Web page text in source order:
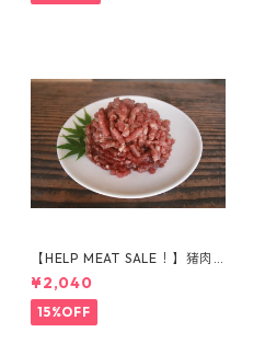
【HELP MEAT SALE！】猪肉
挽き肉 500g
¥2,040
15%OFF